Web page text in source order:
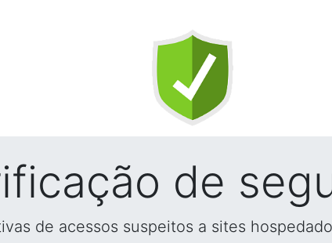
de
de acessos suspeitos a sites